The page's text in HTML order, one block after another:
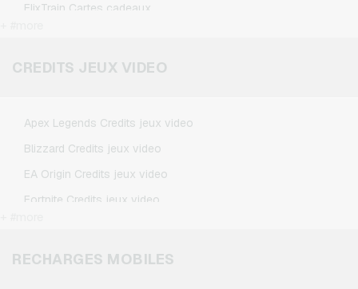
FlixTrain Cartes cadeaux
Kennzeichengenerator Cartes cadeaux
CREDITS JEUX VIDEO
Apex Legends Credits jeux video
Blizzard Credits jeux video
EA Origin Credits jeux video
Fortnite Credits jeux video
Minecraft Credits jeux video
RECHARGES MOBILES